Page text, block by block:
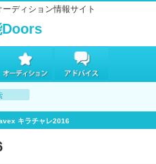
ディション情報サイト
キラチャレ2016